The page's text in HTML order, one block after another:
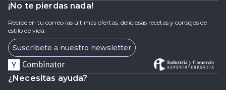
¡No te pierdas nada!
Recibe en tu correo las últimas ofertas, deliciosas recetas y consejos de
estilo de vida.
Suscríbete a nuestro newsletter
¿Necesitas ayuda?